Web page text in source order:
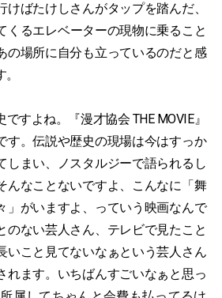
けばたけしさんがタップを踏んだ、
くるエレベーターの現物に乗ること
の場所に自分も立っているのだと感
すよね。『漫才協会 THE MOVIE』
す。伝説や歴史の現場は今はすっか
しまい、ノスタルジーで語られるし
んなことないですよ、こんなに「舞
」がいますよ、っていう映画なんで
のない芸人さん、テレビで見たこと
いこと見てないなぁという芸人さん
れます。いちばんすごいなぁと思っ